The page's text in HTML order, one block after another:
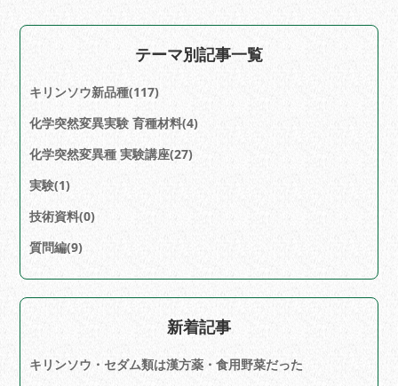
テーマ別記事一覧
キリンソウ新品種(117)
化学突然変異実験 育種材料(4)
化学突然変異種 実験講座(27)
実験(1)
技術資料(0)
質問編(9)
新着記事
キリンソウ・セダム類は漢方薬・食用野菜だった